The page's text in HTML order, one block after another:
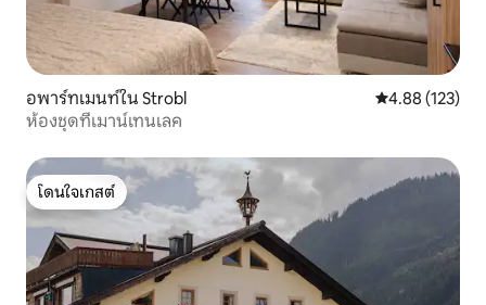
อพาร์ทเมนท์ใน Strobl คะแนนเฉลี่ย
4.88 (123)
ห้องชุดที่เมาน์เทนเลค
โดนใจเกสต์
โดนใจเกสต์